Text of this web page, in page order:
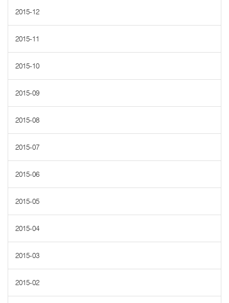
2015-12
2015-11
2015-10
2015-09
2015-08
2015-07
2015-06
2015-05
2015-04
2015-03
2015-02